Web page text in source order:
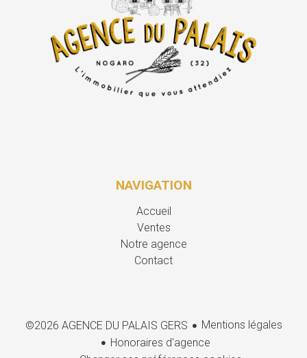
NAVIGATION
Accueil
Ventes
Notre agence
Contact
©2026 AGENCE DU PALAIS GERS
Mentions légales
Honoraires d'agence